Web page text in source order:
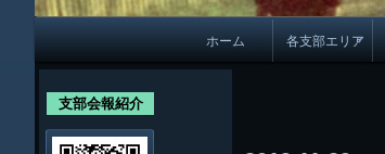
メ
イ
ン
ナ
ホーム 各支部エリア
支部会報紹介